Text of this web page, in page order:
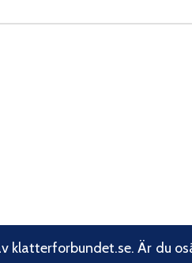
klatterforbundet.se. Är du